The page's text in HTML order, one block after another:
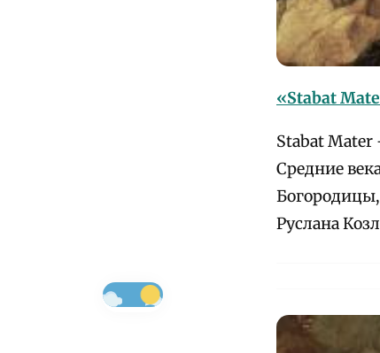
«Stabat
Stabat
Средние
Руслана